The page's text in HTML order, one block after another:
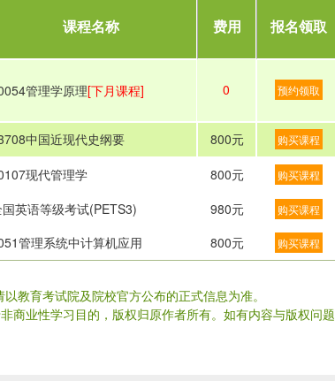
课程名称 费用 报名领取
管理学原理[下月课程] 0 预约领取
中国近现代史纲要 800元 购买课程
现代管理学 800元 购买课程
英语等级考试(PETS3) 980元 购买课程
管理系统中计算机应用 800元 购买课程
教育考试院及院校官方公布的正式信息为准。
商业性学习目的，版权归原作者所有。如有内容与版权问题